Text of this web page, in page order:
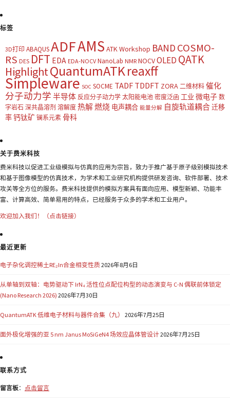
标签
3D打印 ABAQUSADFAMS ATK Workshop BAND COSMO-
RS DES DFT EDA EDA-NOCV NanoLab NMR NOCVOLED QATK
HighlightQuantumATKreaxff
Simpleware SOC SOCME TADF TDDFT ZORA 二维材料 催化
分子动力学 半导体 反应分子动力学 太阳能电池 密度泛函 工业 微电子 数
字岩石 深共晶溶剂 溶解度 热解燃烧 电声耦合 能量分解 自旋轨道耦合迁移
率钙钛矿 镧系元素 骨科
关于费米科技
费米科技以促进工业级模拟与仿真的应用为宗旨，致力于推广基于原子级别模拟技术
和基于图像模型的仿真技术，为学术和工业研究机构提供研发咨询、软件部署、技术
攻关等全方位的服务。费米科技提供的模拟方案具有面向应用、模型新颖、功能丰
富、计算高效、简单易用的特点，已经服务于众多的学术和工业用户。
欢迎加入我们！（点击链接）
最近更新
电子杂化调控稀土RE₂In合金相变性质2026年8月6日
从单轴到双轴：电势驱动下 IrN₄ 活性位点配位构型的动态演变与 C-N 偶联前体锁定
(Nano Research 2026) 2026年7月30日
QuantumATK 低维电子材料与器件合集（九） 2026年7月25日
面外极化增强的亚 5 nm Janus MoSiGeN4 场效应晶体管设计2026年7月25日
联系方式
留言板： 点击留言